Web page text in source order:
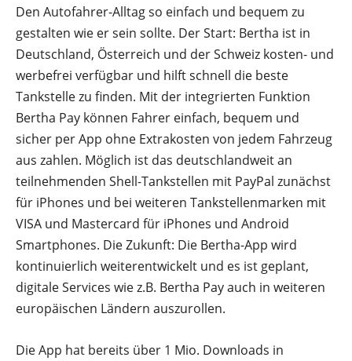
Den Autofahrer-Alltag so einfach und bequem zu
gestalten wie er sein sollte. Der Start: Bertha ist in
Deutschland, Österreich und der Schweiz kosten- und
werbefrei verfügbar und hilft schnell die beste
Tankstelle zu finden. Mit der integrierten Funktion
Bertha Pay können Fahrer einfach, bequem und
sicher per App ohne Extrakosten von jedem Fahrzeug
aus zahlen. Möglich ist das deutschlandweit an
teilnehmenden Shell-Tankstellen mit PayPal zunächst
für iPhones und bei weiteren Tankstellenmarken mit
VISA und Mastercard für iPhones und Android
Smartphones. Die Zukunft: Die Bertha-App wird
kontinuierlich weiterentwickelt und es ist geplant,
digitale Services wie z.B. Bertha Pay auch in weiteren
europäischen Ländern auszurollen.
Die App hat bereits über 1 Mio. Downloads in